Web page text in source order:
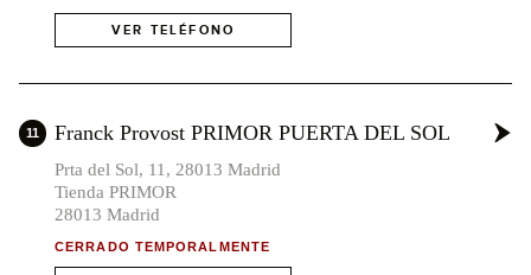
VER TELÉFONO
11 Franck Provost PRIMOR PUERTA DEL SOL
Prta del Sol, 11, 28013 Madrid
Tienda PRIMOR
28013 Madrid
CERRADO TEMPORALMENTE